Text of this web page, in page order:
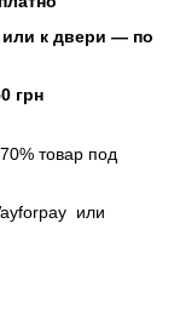
или к двери — по
грн
товар под
или